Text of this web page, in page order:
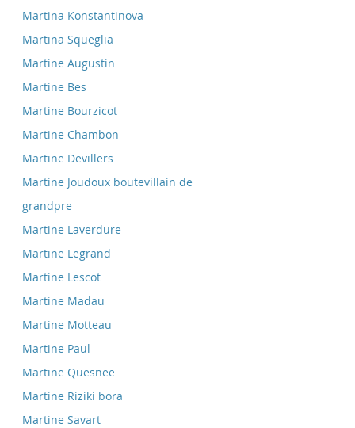
Martina Konstantinova
Martina Squeglia
Martine Augustin
Martine Bes
Martine Bourzicot
Martine Chambon
Martine Devillers
Martine Joudoux boutevillain de
grandpre
Martine Laverdure
Martine Legrand
Martine Lescot
Martine Madau
Martine Motteau
Martine Paul
Martine Quesnee
Martine Riziki bora
Martine Savart